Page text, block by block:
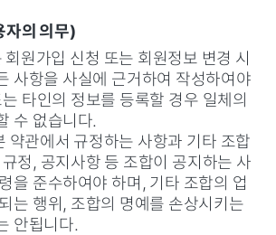
자의 의무)
원가입 신청 또는 회원정보 변경 시
사항을 사실에 근거하여 작성하여야
타인의 정보를 등록할 경우 일체의
수 없습니다.
관에서 규정하는 사항과 기타 조합
정, 공지사항 등 조합이 공지하는 사
을 준수하여야 하며, 기타 조합의 업
는 행위, 조합의 명예를 손상시키는
안됩니다.